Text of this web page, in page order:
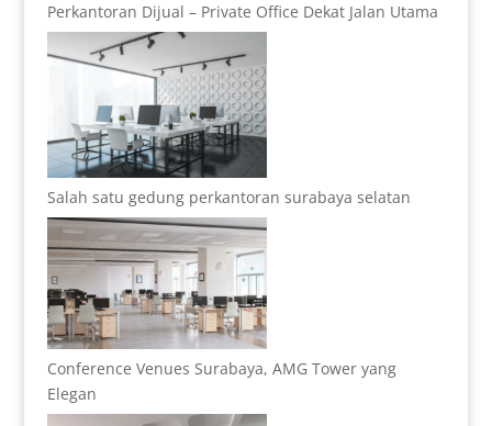
Perkantoran Dijual – Private Office Dekat Jalan Utama
Salah satu gedung perkantoran surabaya selatan
Conference Venues Surabaya, AMG Tower yang
Elegan